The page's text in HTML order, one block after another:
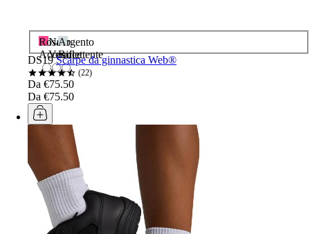
Rosa
Acceso
Nero
Vernice
Argento
Riflettente
DS19 Scarpe da ginnastica Web®
22
Da €75.50
Da €75.50